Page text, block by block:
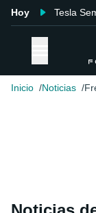
Hoy Tesla
Inicio Noticias